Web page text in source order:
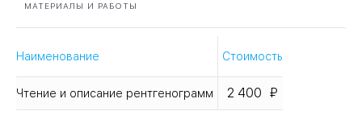
МАТЕРИАЛЫ И РАБОТЫ
Наименование Стоимость
Чтение и описание рентгенограмм 2 400